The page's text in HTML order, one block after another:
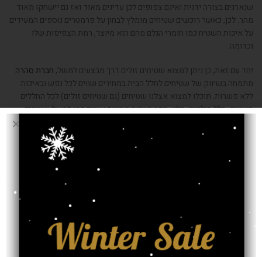
שנארגים בצורה ידנית ואינם צפופים לכן עדינים מאוד ואז גם יישחקו מאוד
מהר. לכן, כאשר רוכשים שטיחים מומלץ לבחון על פרמטרים נוספים המעידים
על איכות השטיח כמו חומרי הגלם מהם הוא מיוצר, רמת הצפיפות שלו
וכדומה.
יחד עם זאת, כן ניתן למצוא שטיחים זולים דרך מבצעים למשל, חברת סהרה
מתמחה בשיווק של שטיחים לחלל הבית במחירים שווים לכל נפש ובאיכות
ללא פשרות. תוכלו למצוא אצלנו שטיחים (גם שטיחים זולים) לכל החללים
השונים: חלל הילדים, סלון, חדר השינה מסוגים שונים כמו למשל שטיחים
שטיחים עם צורות גיאומטריות, שטיחי שאגי ועוד… בחירה נכונה של השטיחים
לחללים השונים בביתכם תסייע לכם ליצור את האווירה אליה אתם מייחלים,
להוסיף טאצ’ ייחודי, צבע ועומק.
נשמח לסייע לכם בתהליך בחירת השטיחים לחללים השונים – לבית או
להשאיר את הפרטים שלכם
אצלנו באתר